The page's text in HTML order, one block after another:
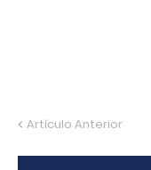
Artículo Anterior